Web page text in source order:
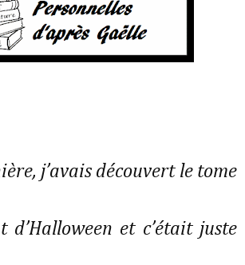
j’avais découvert le tome
d’Halloween et c’était juste